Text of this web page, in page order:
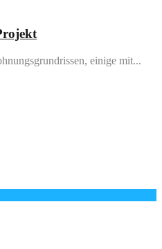
einige mit...